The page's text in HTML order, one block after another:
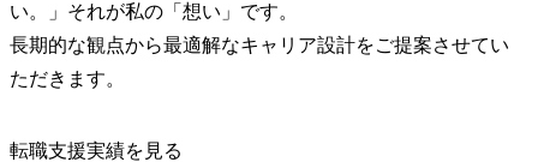
い。」それが私の「想い」です。
長期的な観点から最適解なキャリア設計をご提案させてい
ただきます。
転職支援実績を見る